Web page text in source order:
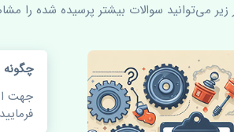
زیر می‌توانید سوالات بیشتر پرسیده شده را
جهت